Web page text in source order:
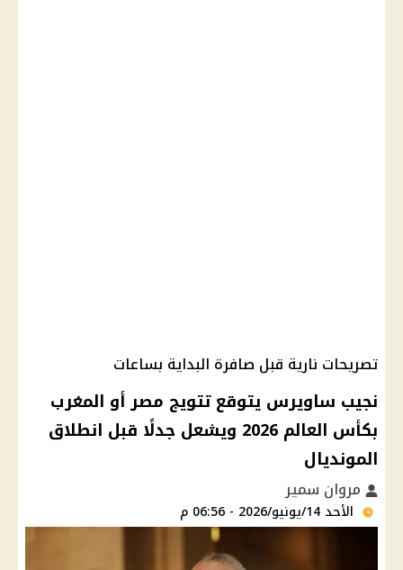
تصريحات نارية قبل صافرة البداية بساعات
نجيب ساويرس يتوقع تتويج مصر أو المغرب
بكأس العالم 2026 ويشعل جدلًا قبل انطلاق
المونديال
مروان سمير
الأحد 14/يونيو/2026 - 06:56 م